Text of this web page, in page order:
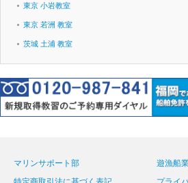
東京 小岩教室
東京 若洲 教室
茨城 土浦 教室
マリンサポート部
遊漁船